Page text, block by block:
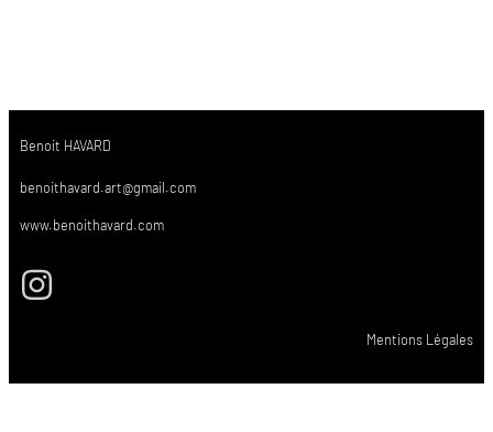
Benoit HAVARD
benoithavard.art@gmail.com
www.benoithavard.com
Mentions Légales